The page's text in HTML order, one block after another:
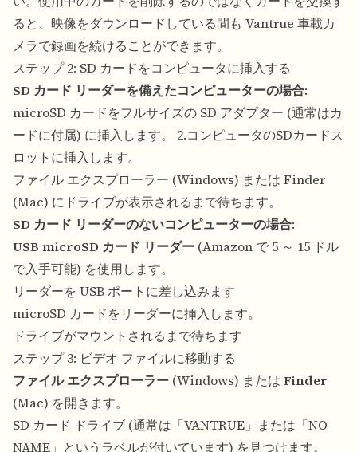
ると、映像をダウンロードしている間も Vantrue 車載カ
メラで録画を続けることができます。
ステップ 2: SD カードをコンピュータに挿入する
SD カード リーダーを備えたコンピューターの場合:
microSD カードをフルサイズの SD アダプター (通常はカ
ードに付属) に挿入します。 2.コンピュータのSDカードス
ロットに挿入します。
ファイル エクスプローラー (Windows) または Finder
(Mac) にドライブが表示されるまで待ちます。
SD カード リーダーのないコンピューターの場合:
USB microSD カード リーダー (Amazon で 5 ～ 15 ドル
で入手可能) を使用します。
リーダーを USB ポートに差し込みます
microSD カードをリーダーに挿入します。
ドライブがマウントされるまで待ちます
ステップ 3: ビデオ ファイルに移動する
ファイル エクスプローラー (Windows) または Finder
(Mac) を開きます。
SD カード ドライブ (通常は「VANTRUE」または「NO
NAME」というラベルが付いています) を見つけます。